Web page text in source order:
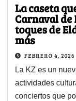
La caseta
Carnaval
toques de
más
FEBRERO 4, 2026
La KZ es un
actividades
conciertos que